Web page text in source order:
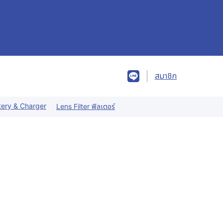
สมาชิก
& Charger Lens Filter ฟิลเตอร์